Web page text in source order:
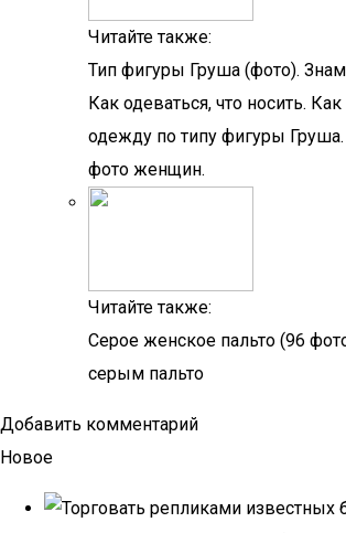
Читайте также:
Тип фигуры Груша (фото).
Как одеваться, что носить.
одежду по типу фигуры
фото женщин.
Читайте также:
Серое женское пальто (96
серым пальто
Добавить комментарий
Новое